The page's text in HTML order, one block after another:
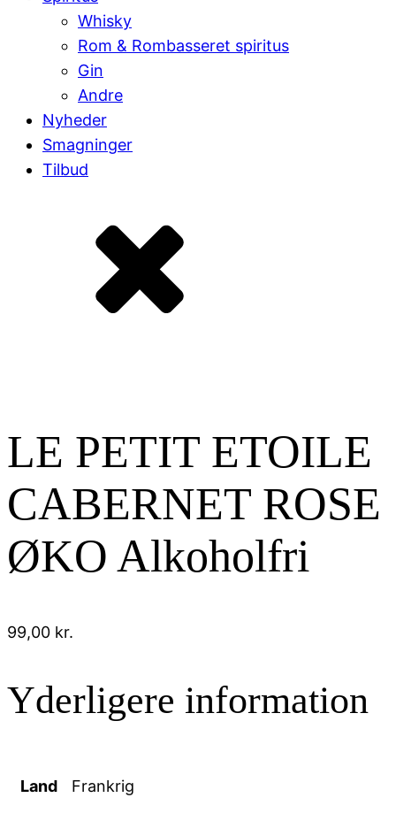
Whisky
Rom & Rombasseret spiritus
Gin
Andre
Nyheder
Smagninger
Tilbud
LE PETIT ETOILE
CABERNET ROSE
ØKO Alkoholfri
99,00 kr.
Yderligere information
Land Frankrig